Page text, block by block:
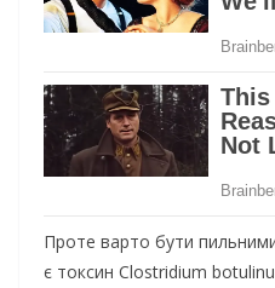
Проте варто бути
є токсин Clostridium